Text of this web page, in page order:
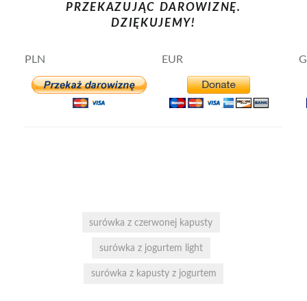
PRZEKAZUJĄC DAROWIZNĘ.
DZIĘKUJEMY!
PLN EUR
surówka z czerwonej kapusty
surówka z jogurtem light
surówka z kapusty z jogurtem